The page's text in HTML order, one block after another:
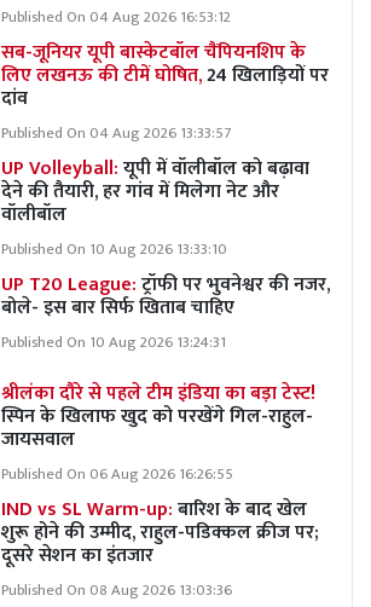
Published On 04 Aug 2026 16:53:12
सब-जूनियर यूपी बास्केटबॉल चैंपियनशिप के
लिए लखनऊ की टीमें घोषित,24 खिलाड़ियों पर
दांव
Published On 04 Aug 2026 13:33:57
UP Volleyball:यूपी में वॉलीबॉल को बढ़ावा
देने की तैयारी, हर गांव में मिलेगा नेट और
वॉलीबॉल
Published On 10 Aug 2026 13:33:10
UP T20 League:ट्रॉफी पर भुवनेश्वर की नजर,
बोले- इस बार सिर्फ खिताब चाहिए
Published On 10 Aug 2026 13:24:31
श्रीलंका दौरे से पहले टीम इंडिया का बड़ा टेस्ट!
स्पिन के खिलाफ खुद को परखेंगे गिल-राहुल-
जायसवाल
Published On 06 Aug 2026 16:26:55
IND vs SL Warm-up:बारिश के बाद खेल
शुरू होने की उम्मीद, राहुल-पडिक्कल क्रीज पर;
दूसरे सेशन का इंतजार
Published On 08 Aug 2026 13:03:36